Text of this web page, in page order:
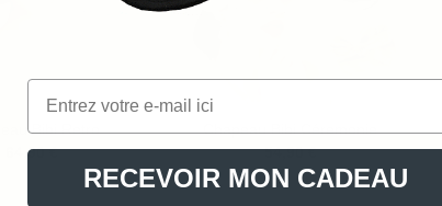
Bibi Retro
64,90€
Chapeau Bibi Céremonie
54,90€
RECEVOIR MON CADEAU